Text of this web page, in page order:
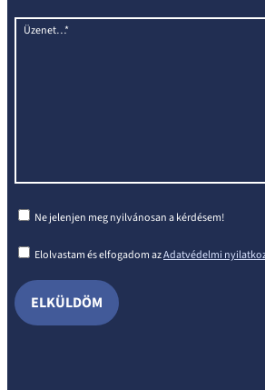
Üzenet…*
Ne jelenjen meg nyilvánosan a kérdésem!
Elolvastam és elfogadom azAdatvédelmi